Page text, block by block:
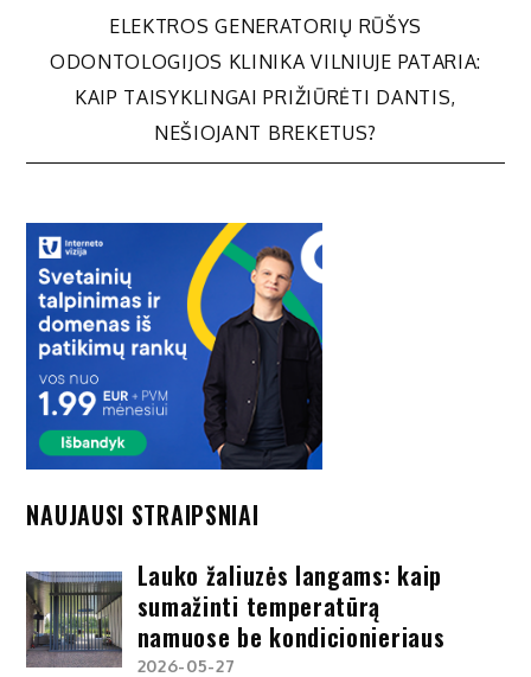
Navigacija
tarp
įrašų
ELEKTROS GENERATORIŲ RŪŠYS
ODONTOLOGIJOS KLINIKA VILNIUJE PATARIA:
KAIP TAISYKLINGAI PRIŽIŪRĖTI DANTIS,
NEŠIOJANT BREKETUS?
NAUJAUSI STRAIPSNIAI
Lauko žaliuzės langams: kaip
sumažinti temperatūrą
namuose be kondicionieriaus
2026-05-27